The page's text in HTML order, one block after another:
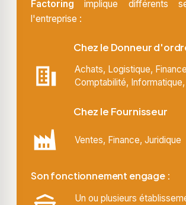
Factoring implique différents
l'entreprise :
Chez le Donneur
Achats, Logistique,
Comptabilité,
Chez le Fournisseur
Ventes, Finance, Juridique
Son fonctionnement engage :
Un ou plusieurs